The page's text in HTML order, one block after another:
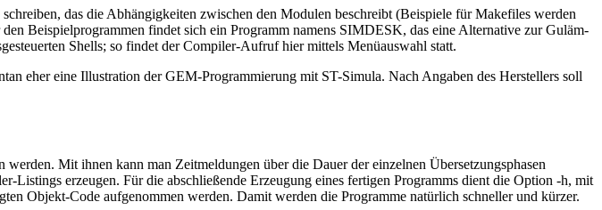
das die Abhängigkeiten zwischen den Modulen beschreibt (Beispiele für Makefiles werden
Beispielprogrammen findet sich ein Programm namens SIMDESK, das eine Alternative zur Guläm-
Shells; so findet der Compiler-Aufruf hier mittels Menüauswahl statt.
eher eine Illustration der GEM-Programmierung mit ST-Simula. Nach Angaben des Herstellers soll
Mit ihnen kann man Zeitmeldungen über die Dauer der einzelnen Übersetzungsphasen
Listings erzeugen. Für die abschließende Erzeugung eines fertigen Programms dient die Option -h, mit
Objekt-Code aufgenommen werden. Damit werden die Programme natürlich schneller und kürzer.